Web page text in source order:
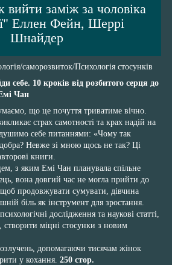
заміж за чоловіка
Еллен Фейн, Шеррі
Шнайдер
саморозвиток/Психологія стосунків
себе. 10 кроків від розбитого серця до
Чан
що це почуття триватиме вічно.
страх самотності та крах надій на
себе питаннями: «Чому так
Невже зі мною щось не так? Ці
книги.
з яким Емі Чан планувала спільне
вона довгий час не могла прийти до
продовжувати сумувати, дівчина
біль як інструмент для зростання.
дослідження та наукові статті,
створити міцні стосунки з новим
допомагаючи тисячам жінок
у кохання. 250 стор.